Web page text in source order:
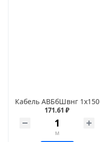
Кабель АВБбШвнг 1х150
171.61 ₽
м